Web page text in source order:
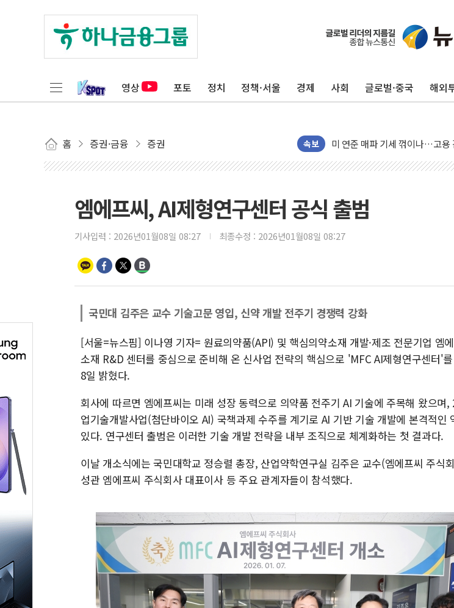
영상 포토 정치 정책·서울 경제 사회 글로벌·중국 해외
홈 증권·금융 증권 속보
민주, 오늘 제주·인천 경선 결과
한상협, 업계 개인정보 보안 새
트럼프, 쿡 연준 이사 해임 재추
유럽증시, 美 고용 예상 밖 부진
[종합] 이슬람 수니파 3국, '공동
트럼프, 백신·자폐증 행정명령
이란 핵심 원유 수출항 '하르그
美 고용 쇼크에 엔화 장중 급등
[AI MY 뉴스] 뉴욕 반도체주 프
뉴욕증시 프리뷰, 美 고용 쇼크
[종합] 美 7월 고용 2만3000명
[사진] 이슬람 수니파 3개국, 공
뉴욕증시 개장 전 특징주...아틀
트럼프 "금리 내려야"…파월 때
특정 정치인 측근 포항시 정책특
엠에프씨, AI제형연구센터 공식 출범
기사입력 : 2026년01월08일 08:27 최종수정 : 2026년01월08일 08:27
국민대 김주은 교수 기술고문 영입, 신약 개발 전주기 경쟁력 강화
[서울=뉴스핌] 이나영 기자= 원료의약품(API) 및 핵심의약소재 개발·제조 전문기업 엠
소재 R&D 센터를 중심으로 준비해 온 신사업 전략의 핵심으로 'MFC AI제형연구센터'
8일 밝혔다.
회사에 따르면 엠에프씨는 미래 성장 동력으로 의약품 전주기 AI 기술에 주목해 왔으며,
업기술개발사업(첨단바이오 AI) 국책과제 수주를 계기로 AI 기반 기술 개발에 본격적인
있다. 연구센터 출범은 이러한 기술 개발 전략을 내부 조직으로 체계화하는 첫 결과다.
이날 개소식에는 국민대학교 정승렬 총장, 산업약학연구실 김주은 교수(엠에프씨 주식
성관 엠에프씨 주식회사 대표이사 등 주요 관계자들이 참석했다.